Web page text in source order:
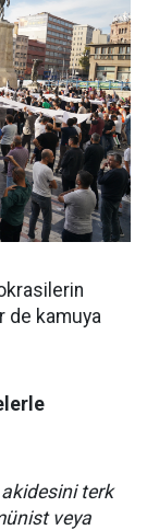
de kamuya
terk
veya